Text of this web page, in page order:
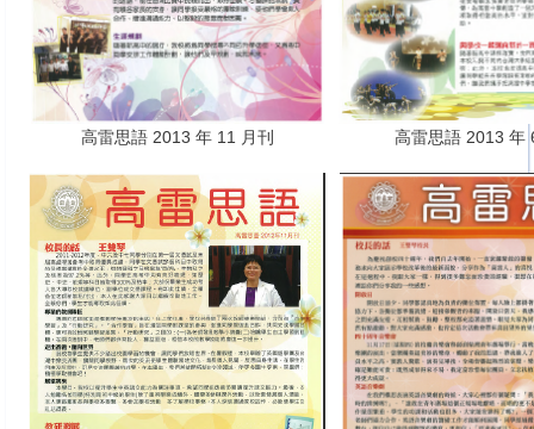
高雷思語 2013 年 11 月刊 高雷思語 2013 年